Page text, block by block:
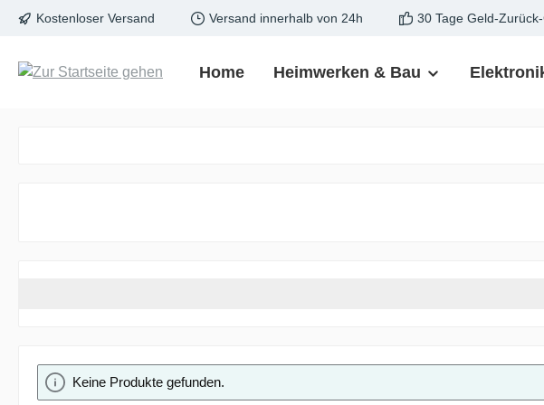
Zur Hauptnavigation springen
Kostenloser Versand Versand innerhalb von 24h 30 Tage Geld-
Home Heimwerken & Bau
Keine Produkte gefunden.